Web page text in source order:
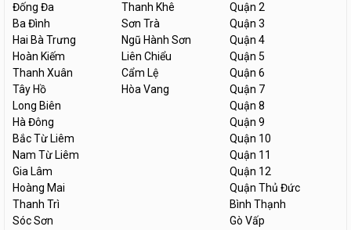
Đống Đa
Ba Đình
Hai Bà Trưng
Hoàn Kiếm
Thanh Xuân
Tây Hồ
Long Biên
Hà Đông
Bắc Từ Liêm
Nam Từ Liêm
Gia Lâm
Hoàng Mai
Thanh Trì
Sóc Sơn
Thanh Khê
Sơn Trà
Ngũ Hành Sơn
Liên Chiểu
Cẩm Lệ
Hòa Vang
Quận 2
Quận 3
Quận 4
Quận 5
Quận 6
Quận 7
Quận 8
Quận 9
Quận 10
Quận 11
Quận 12
Quận Thủ Đức
Bình Thạnh
Gò Vấp